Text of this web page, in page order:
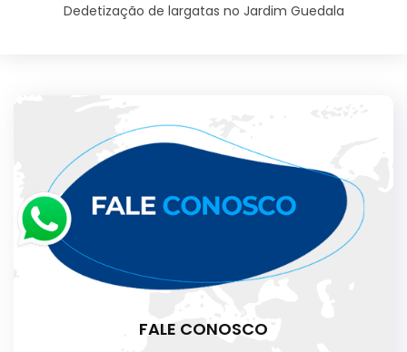
Dedetização de largatas no Jardim Guedala
FALE CONOSCO